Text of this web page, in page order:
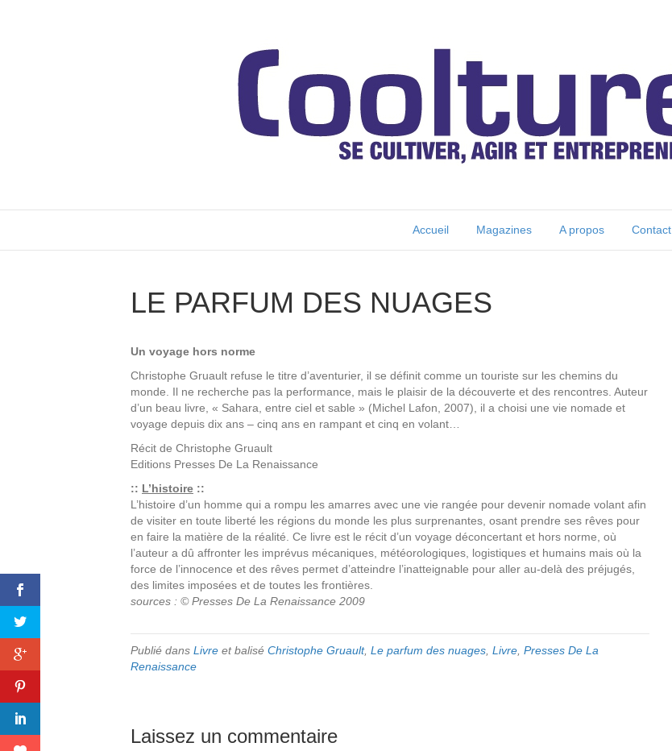
Accueil Magazines A propos Contact
LE PARFUM DES NUAGES
Un voyage hors norme
Christophe Gruault refuse le titre d’aventurier, il se définit comme un touriste sur les chemins du
monde. Il ne recherche pas la performance, mais le plaisir de la découverte et des rencontres. Auteur
d’un beau livre, « Sahara, entre ciel et sable » (Michel Lafon, 2007), il a choisi une vie nomade et
voyage depuis dix ans – cinq ans en rampant et cinq en volant…
Récit de Christophe Gruault
Editions Presses De La Renaissance
:: L’histoire ::
L’histoire d’un homme qui a rompu les amarres avec une vie rangée pour devenir nomade volant afin
de visiter en toute liberté les régions du monde les plus surprenantes, osant prendre ses rêves pour
en faire la matière de la réalité. Ce livre est le récit d’un voyage déconcertant et hors norme, où
l’auteur a dû affronter les imprévus mécaniques, météorologiques, logistiques et humains mais où la
force de l’innocence et des rêves permet d’atteindre l’inatteignable pour aller au-delà des préjugés,
des limites imposées et de toutes les frontières.
sources : © Presses De La Renaissance 2009
Publié dans Livre et balisé Christophe Gruault, Le parfum des nuages Livre Presses De La
Renaissance
Laissez un commentaire